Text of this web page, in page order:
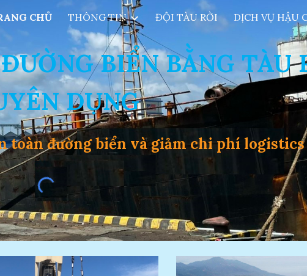
Skip to navigation
CHỦ THÔNG TIN ĐỘI TÀU RỜI DỊCH VỤ HẬU
BIỂN BẰNG TÀU
DỤNG
toàn đường biển và giảm chi phí logistics